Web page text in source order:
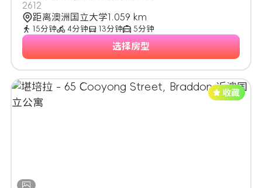
2612
距离澳洲国立大学1.059 km
15分钟 4分钟 13分钟 5分钟
选择房型